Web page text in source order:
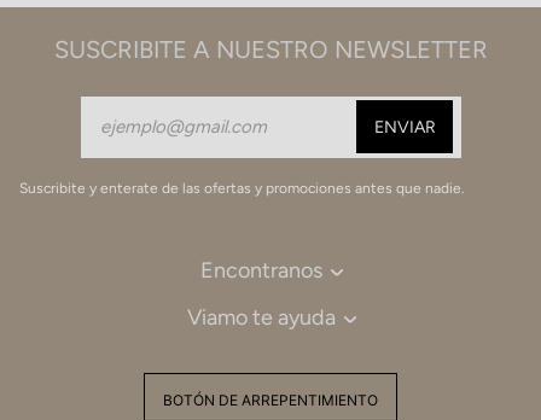
SUSCRIBITE A NUESTRO NEWSLETTER
Suscribite y enterate de las ofertas y promociones antes que nadie.
Encontranos
Viamo te ayuda
BOTÓN DE ARREPENTIMIENTO